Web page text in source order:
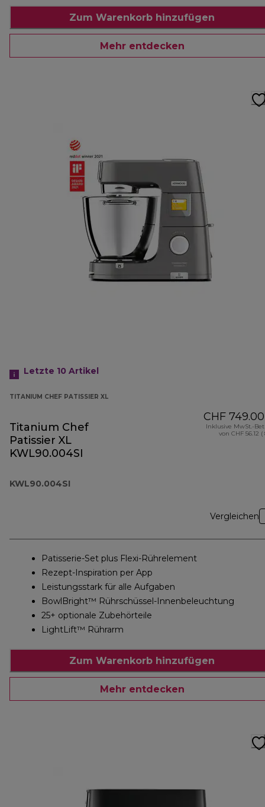
Zum Warenkorb hinzufügen
Mehr entdecken
Letzte 10 Artikel
TITANIUM CHEF PATISSIER XL
Titanium Chef
Patissier XL
KWL90.004SI
KWL90.004SI
CHF 749.00
Inklusive MwSt.-
von CHF 56.12 (
Vergleichen
Patisserie-Set plus Flexi-Rührelement
Rezept-Inspiration per App
Leistungsstark für alle Aufgaben
BowlBright™ Rührschüssel-Innenbeleuchtung
25+ optionale Zubehörteile
LightLift™ Rührarm
Zum Warenkorb hinzufügen
Mehr entdecken